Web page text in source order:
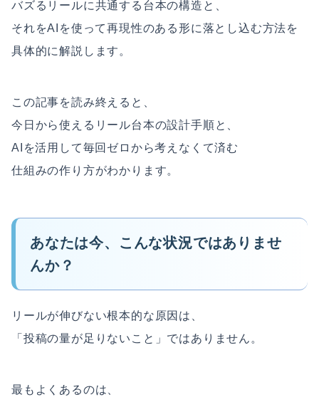
バズるリールに共通する台本の構造と、
それをAIを使って再現性のある形に落とし込む方法を
具体的に解説します。
この記事を読み終えると、
今日から使えるリール台本の設計手順と、
AIを活用して毎回ゼロから考えなくて済む
仕組みの作り方がわかります。
あなたは今、こんな状況ではありませ
んか？
リールが伸びない根本的な原因は、
「投稿の量が足りないこと」ではありません。
最もよくあるのは、